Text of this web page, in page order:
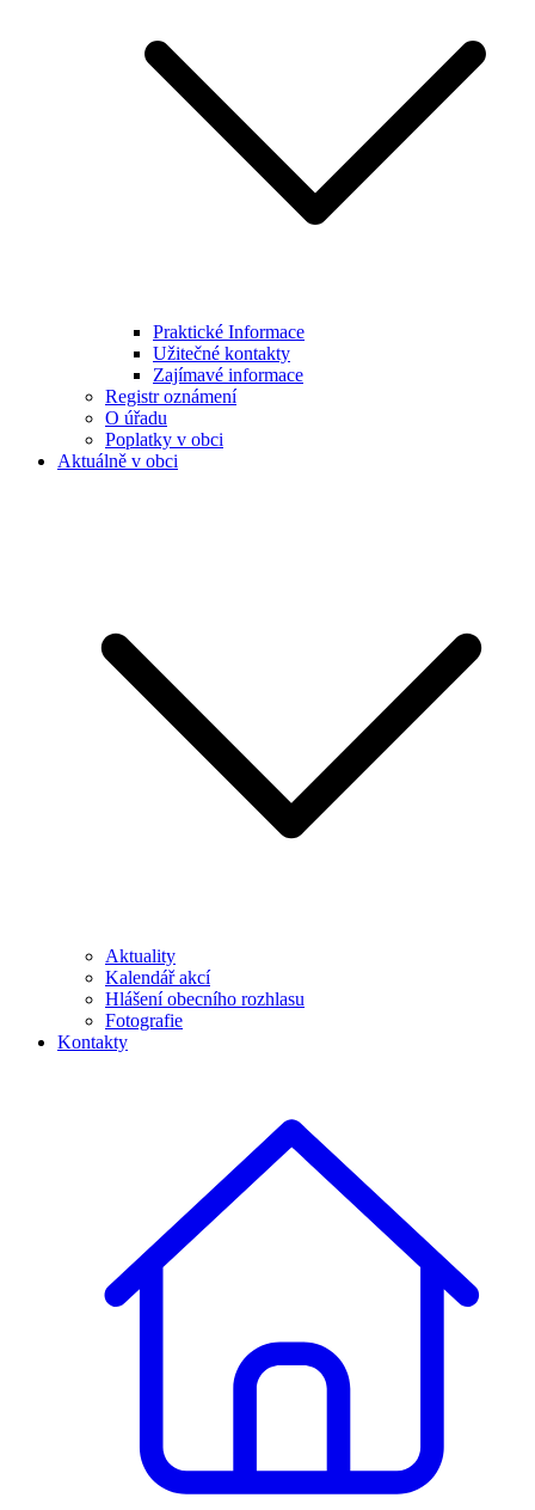
Praktické Informace
Užitečné kontakty
Zajímavé informace
Registr oznámení
O úřadu
Poplatky v obci
Aktuálně v obci
Aktuality
Kalendář akcí
Hlášení obecního rozhlasu
Fotografie
Kontakty